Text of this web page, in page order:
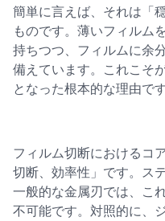
簡単に言えば、それは「
ものです。薄いフィルム
持ちつつ、フィルムに余
備えています。これこそ
となった根本的な理由です
フィルム切断におけるコ
切断、効率性」です。ス
一般的な金属刃では、こ
不可能です。対照的に、